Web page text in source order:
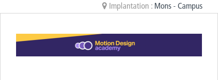
Implantation : Mons - Campus